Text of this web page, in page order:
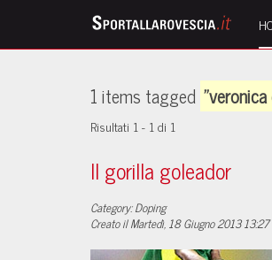
1 items tagged
Risultati 1 - 1 di 1
Il gorilla goleador
Category: Doping
Creato il Martedì, 18 Giugno 2013 13:27